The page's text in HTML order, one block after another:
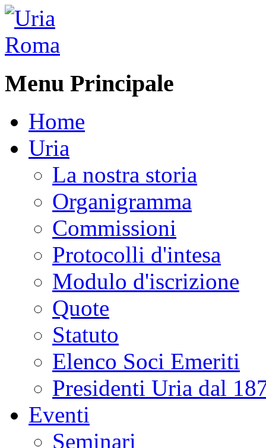
Menu Principale
Home
Uria
La nostra storia
Organigramma
Commissioni
Protocolli d'intesa
Modulo d'iscrizione
Quote
Statuto
Elenco Soci Emeriti
Presidenti Uria dal
Eventi
Seminari